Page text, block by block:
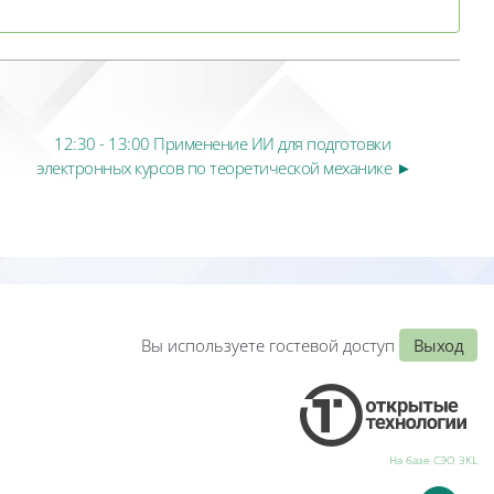
12:30 - 13:00 Применение ИИ для подготовки
электронных курсов по теоретической механике ►
Вы используете гостевой доступ Выход
На базе СЭО 3KL